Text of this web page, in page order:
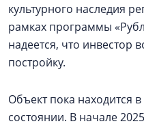
культурного наследия
рамках программы
надеется, что инвестор
постройку.
Объект пока находится
состоянии. В начале